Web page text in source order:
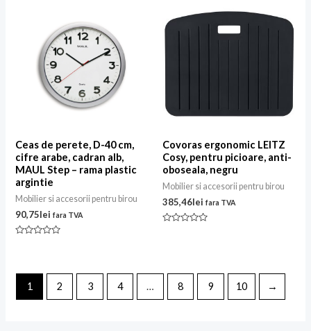
Ceas de perete, D-40 cm,
cifre arabe, cadran alb,
MAUL Step – rama plastic
argintie
Mobilier si accesorii pentru birou
90,75lei fara TVA
5
Covoras ergonomic LEITZ
Cosy, pentru picioare, anti-
oboseala, negru
Mobilier si accesorii pentru birou
385,46lei fara TVA
1 2 3 4 … 8 9 10 →